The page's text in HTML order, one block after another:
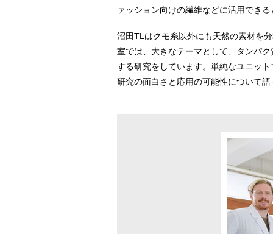
ァッション向けの繊維などに活用でき
沼田TLはクモ糸以外にも天然の素材を
室では、大きなテーマとして、タンパ
する研究をしています。単純なユニッ
研究の面白さと応用の可能性について